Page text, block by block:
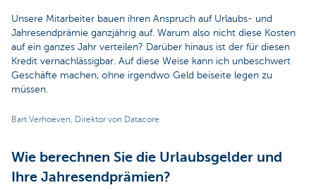
Unsere Mitarbeiter bauen ihren Anspruch auf Urlaubs- und
Jahresendprämie ganzjährig auf. Warum also nicht diese Kosten
auf ein ganzes Jahr verteilen? Darüber hinaus ist der für diesen
Kredit vernachlässigbar. Auf diese Weise kann ich unbeschwert
Geschäfte machen, ohne irgendwo Geld beiseite legen zu
müssen.
Bart Verhoeven, Direktor von Datacore
Wie berechnen Sie die Urlaubsgelder und
Ihre Jahresendprämien?